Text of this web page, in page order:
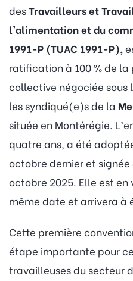
desTravailleurs et
l'alimentation et du
1991-P (TUAC 1991-P),
ratification à 100 % de
collective négociée sous
les syndiqué(e)s de la
située en Montérégie.
quatre ans, a été
octobre dernier et
octobre 2025. Elle est
même date et arrivera à
Cette première
étape importante pour
travailleuses du secteur